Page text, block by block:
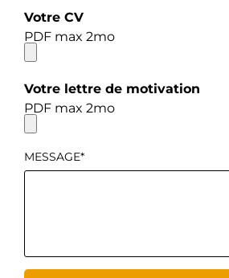
Votre CV
PDF max 2mo
Votre lettre de motivation
PDF max 2mo
MESSAGE*